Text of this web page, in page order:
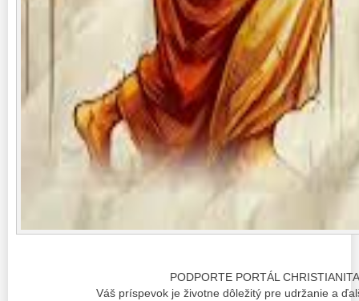
PODPORTE PORTÁL
Váš príspevok je životne dôležitý pre udržanie a